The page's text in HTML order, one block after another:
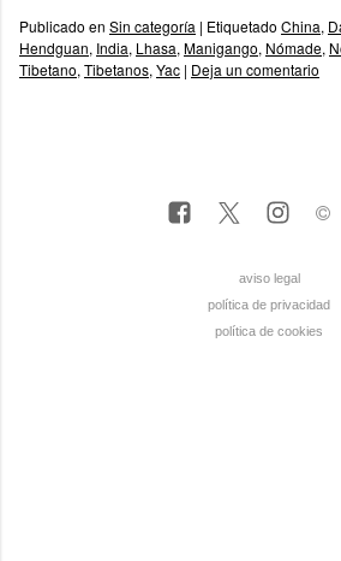
Publicado en Sin categoría | Etiquetado China,
Hendguan, India, Lhasa, Manigango, Nómade,
Tibetano, Tibetanos, Yac | Deja un comentario
aviso legal
política de privacidad
política de cookies